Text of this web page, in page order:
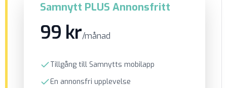
Samnytt PLUS Annonsfritt
99 kr/månad
Tillgång till Samnytts mobilapp
En annonsfri upplevelse